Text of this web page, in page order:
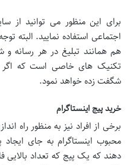
برای این منظور می توانید از
اجتماعی استفاده نمایید. البته
هم همانند تبلیغ در هر رسانه
تکنیک های خاصی است که اگر
شگفت زده خواهد نمود.
خرید پیج اینستاگرام
برخی از افراد نیز به منظور راه
محبوب اینستاگرام به جای
دهند که یک پیج که تعداد بالایی